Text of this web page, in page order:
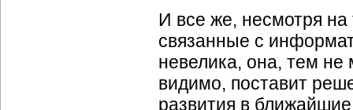
И все же, несмотря на
связанные с
невелика, она, тем не
видимо, поставит
развития в